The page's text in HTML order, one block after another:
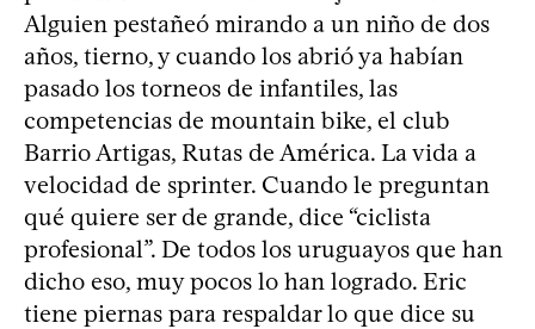
Alguien pestañeó mirando a un niño de dos
años, tierno, y cuando los abrió ya habían
pasado los torneos de infantiles, las
competencias de mountain bike, el club
Barrio Artigas, Rutas de América. La vida a
velocidad de sprinter. Cuando le preguntan
qué quiere ser de grande, dice “ciclista
profesional”. De todos los uruguayos que han
dicho eso, muy pocos lo han logrado. Eric
tiene piernas para respaldar lo que dice su